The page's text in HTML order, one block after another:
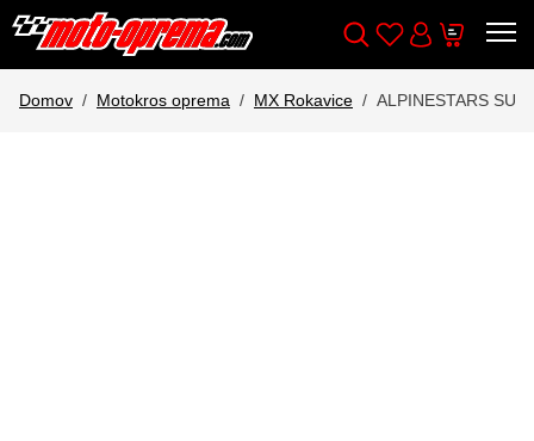
Wishlist
Cart
Domov Motokros oprema MX Rokavice ALPINESTARS